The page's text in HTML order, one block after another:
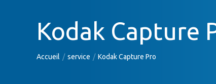
Kodak Capture
Vous êtes ici :
Accueil service Kodak Capture Pro